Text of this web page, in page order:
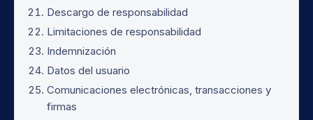
Descargo de responsabilidad
Limitaciones de responsabilidad
Indemnización
Datos del usuario
Comunicaciones electrónicas, transacciones y
firmas